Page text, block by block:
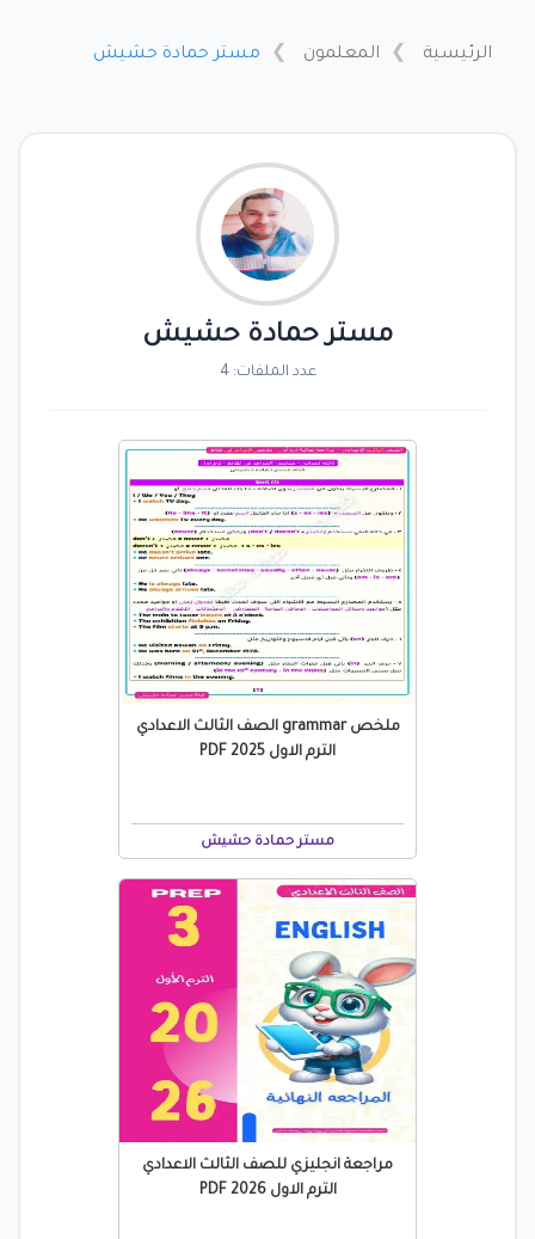
الرئيسية المعلمون مستر حمادة حشيش
مستر حمادة حشيش
عدد الملفات: 4
ملخص grammar الصف الثالث الاعدادي
الترم الاول 2025 PDF
مستر حمادة حشيش
مراجعة انجليزي للصف الثالث الاعدادي
الترم الاول 2026 PDF